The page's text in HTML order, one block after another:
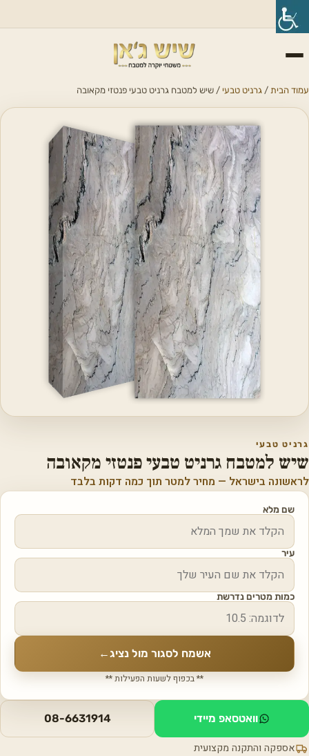
עמוד הבית / גרניט טבעי / שיש למטבח גרניט טבעי פנטזי מקאובה
גרניט טבעי
שיש למטבח גרניט טבעי פנטזי מקאובה
לראשונה בישראל — מחיר למטר תוך כמה דקות בלבד
שם מלא
עיר
כמות מטרים נדרשת
אשמח לסגור מול נציג←
** בכפוף לשעות הפעילות **
וואטסאפ מיידי 08-6631914
אספקה והתקנה מקצועית